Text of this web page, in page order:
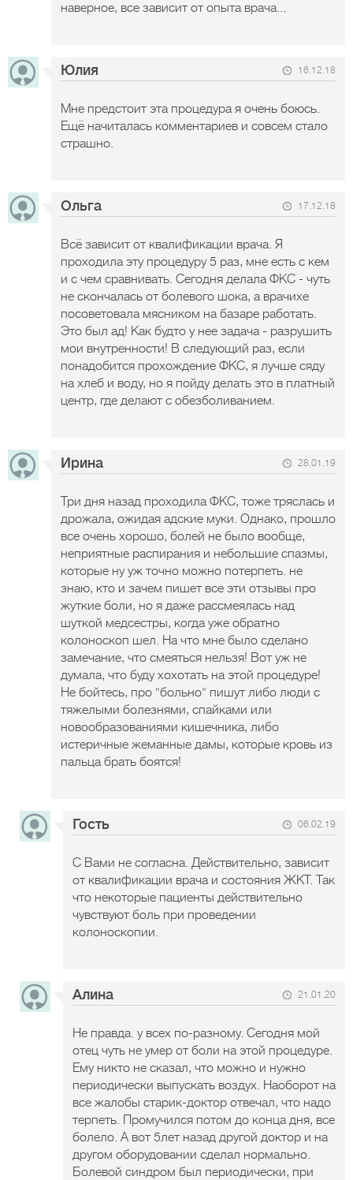
наверное, все зависит от опыта врача...
Юлия 16.12.18
Мне предстоит эта процедура я очень боюсь.
Ещё начиталась комментариев и совсем стало
страшно.
Ольга 17.12.18
Всё зависит от квалификации врача. Я
проходила эту процедуру 5 раз, мне есть с кем
и с чем сравнивать. Сегодня делала ФКС - чуть
не скончалась от болевого шока, а врачихе
посоветовала мясником на базаре работать.
Это был ад! Как будто у нее задача - разрушить
мои внутренности! В следующий раз, если
понадобится прохождение ФКС, я лучше сяду
на хлеб и воду, но я пойду делать это в платный
центр, где делают с обезболиванием.
Ирина 28.01.19
Три дня назад проходила ФКС, тоже тряслась и
дрожала, ожидая адские муки. Однако, прошло
все очень хорошо, болей не было вообще,
неприятные распирания и небольшие спазмы,
которые ну уж точно можно потерпеть. не
знаю, кто и зачем пишет все эти отзывы про
жуткие боли, но я даже рассмеялась над
шуткой медсестры, когда уже обратно
колоноскоп шел. На что мне было сделано
замечание, что смеяться нельзя! Вот уж не
думала, что буду хохотать на этой процедуре!
Не бойтесь, про "больно" пишут либо люди с
тяжелыми болезнями, спайками или
новообразованиями кишечника, либо
истеричные жеманные дамы, которые кровь из
пальца брать боятся!
Гость 06.02.19
С Вами не согласна. Действительно, зависит
от квалификации врача и состояния ЖКТ. Так
что некоторые пациенты действительно
чувствуют боль при проведении
колоноскопии.
Алина 21.01.20
Не правда. у всех по-разному. Сегодня мой
отец чуть не умер от боли на этой процедуре.
Ему никто не сказал, что можно и нужно
периодически выпускать воздух. Наоборот на
все жалобы старик-доктор отвечал, что надо
терпеть. Промучился потом до конца дня, все
болело. А вот 5лет назад другой доктор и на
другом оборудовании сделал нормально.
Болевой синдром был периодически, при